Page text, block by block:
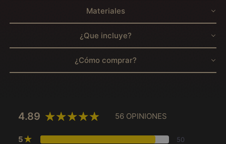
Materiales
¿Que incluye?
¿Cómo comprar?
4.89 56 OPINIONES
5★ 50